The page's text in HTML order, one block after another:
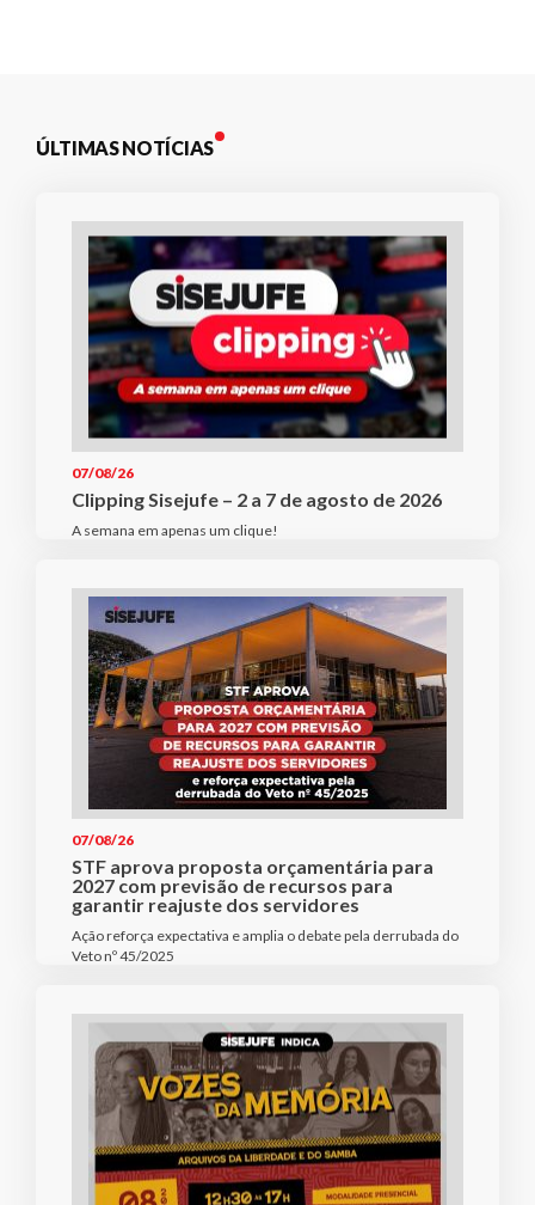
ÚLTIMAS NOTÍCIAS
07/08/26
Clipping Sisejufe – 2 a 7 de agosto de 2026
A semana em apenas um clique!
07/08/26
STF aprova proposta orçamentária para
2027 com previsão de recursos para
garantir reajuste dos servidores
Ação reforça expectativa e amplia o debate pela derrubada do
Veto nº 45/2025